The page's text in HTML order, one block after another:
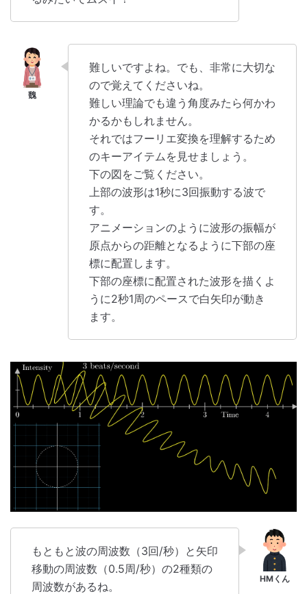
難しいですよね。でも、非常に大切な
ので覚えてくださいね。
難しい理論でも違う角度みたら何かわ
かるかもしれません。
それではフーリエ変換を理解するため
のキーアイテムを見せましょう。
下の図をご覧ください。
上部の波形は1秒に3回振動する波で
す。
アニメーションのように波形の振幅が
原点からの距離となるように下部の座
標に配置します。
下部の座標に配置された波形を描くよ
うに2秒1周のペースで白矢印が動き
ます。
もともと波の周波数（3回/秒）と矢印
移動の周波数（0.5周/秒）の2種類の
周波数があるね。